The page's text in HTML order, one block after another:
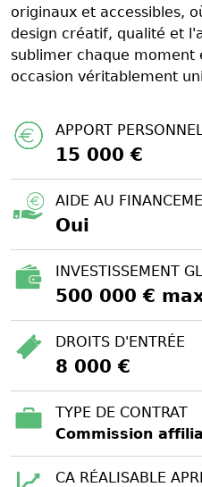
originaux et accessibles,
design créatif, qualité et
sublimer chaque moment
occasion véritablement
APPORT PERSONNEL
15 000 €
AIDE AU
Oui
INVESTISSEMENT
500 000 €
DROITS D'ENTRÉE
8 000 €
TYPE DE CONTRAT
Commission
CA RÉALISABLE